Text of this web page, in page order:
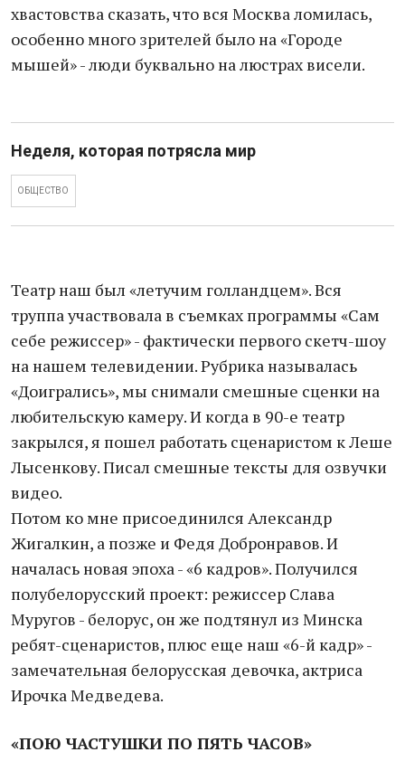
хвастовства сказать, что вся Москва ломилась,
особенно много зрителей было на «Городе
мышей» - люди буквально на люстрах висели.
Неделя, которая потрясла мир
ОБЩЕСТВО
Театр наш был «летучим голландцем». Вся
труппа участвовала в съемках программы «Сам
себе режиссер» - фактически первого скетч-шоу
на нашем телевидении. Рубрика называлась
«Доигрались», мы снимали смешные сценки на
любительскую камеру. И когда в 90-е театр
закрылся, я пошел работать сценаристом к Леше
Лысенкову. Писал смешные тексты для озвучки
видео.
Потом ко мне присоединился Александр
Жигалкин, а позже и Федя Добронравов. И
началась новая эпоха - «6 кадров». Получился
полубелорусский проект: режиссер Слава
Муругов - белорус, он же подтянул из Минска
ребят-сценаристов, плюс еще наш «6-й кадр» -
замечательная белорусская девочка, актриса
Ирочка Медведева.
«ПОЮ ЧАСТУШКИ ПО ПЯТЬ ЧАСОВ»